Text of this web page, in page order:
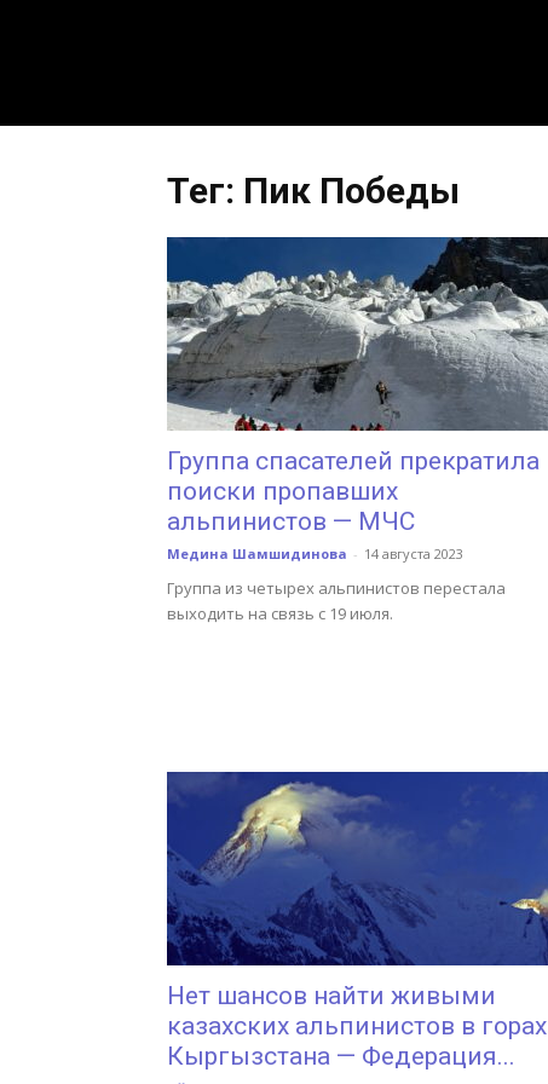
Тег: Пик Победы
Группа спасателей прекратила
поиски пропавших
альпинистов — МЧС
Медина Шамшидинова - 14 августа 2023
Группа из четырех альпинистов перестала
выходить на связь с 19 июля.
Нет шансов найти живыми
казахских альпинистов в горах
Кыргызстана — Федерация...